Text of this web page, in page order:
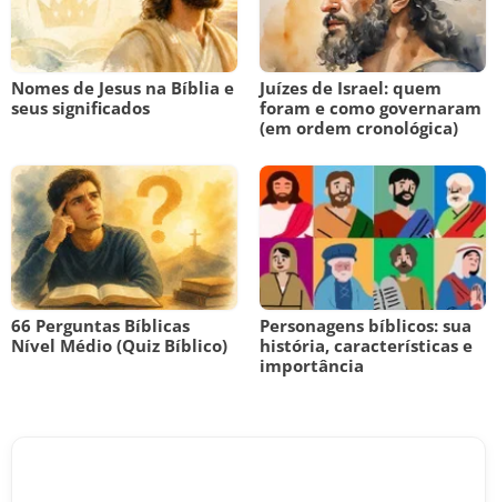
Nomes de Jesus na Bíblia e
seus significados
Juízes de Israel: quem
foram e como governaram
(em ordem cronológica)
66 Perguntas Bíblicas
Nível Médio (Quiz Bíblico)
Personagens bíblicos: sua
história, características e
importância